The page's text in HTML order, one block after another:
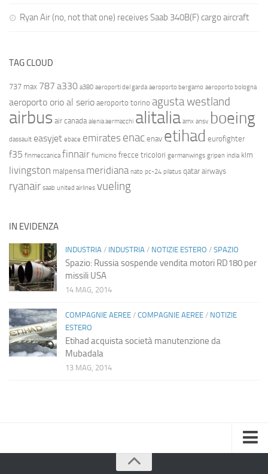
Ryan Air (no, not that one) receives Saab 340B(F) cargo aircraft
TAG CLOUD
737 max 787 a330 a380 aeroporti del garda aeroporto bergamo aeroporto bologna
aeroporto orio al serio aeroporto torino agusta westland
airbus air canada alenia aermacchi alitalia amx ansv boeing
dassault easyjet ebace emirates enac enav etihad eurofighter
f35 finmeccanica finnair fiumicino frecce tricolori germanwings gripen india klm
livingston malpensa meridiana nato pc-24 pilatus qatar airways
ryanair saab united airlines vueling
IN EVIDENZA
INDUSTRIA / INDUSTRIA / NOTIZIE ESTERO / SPAZIO
Spazio: Russia sospende vendita motori RD180 per
missili USA
14 MAG, 2014
COMPAGNIE AEREE / COMPAGNIE AEREE / NOTIZIE
ESTERO
Etihad acquista società manutenzione da
Mubadala
13 MAG, 2014